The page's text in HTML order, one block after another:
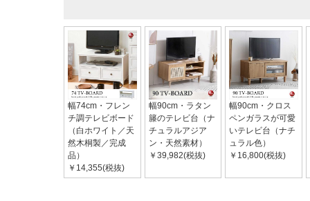
幅74cm・フレン
チ調テレビボード
（白ホワイト／天
然木桐製／完成
品）
￥14,355(税抜)
幅90cm・ラタン
籐のテレビ台（ナ
チュラルアジア
ン・天然素材）
￥39,982(税抜)
幅90cm・クロス
ペンガラスが可愛
いテレビ台（ナチ
ュラル色）
￥16,800(税抜)